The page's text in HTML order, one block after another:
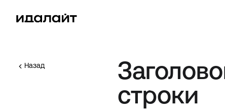
Назад
строки